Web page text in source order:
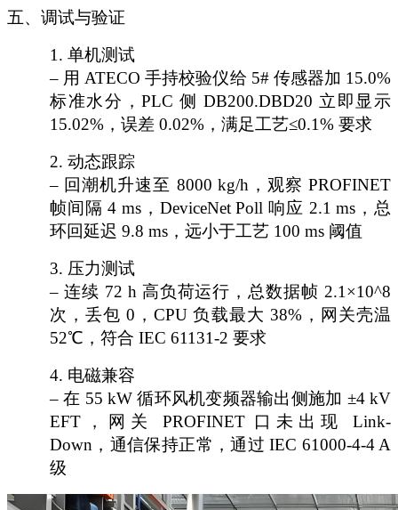
五、调试与验证
1. 单机测试
– 用 ATECO 手持校验仪给 5# 传感器加 15.0%
标准水分，PLC 侧 DB200.DBD20 立即显示
15.02%，误差 0.02%，满足工艺≤0.1% 要求
2. 动态跟踪
– 回潮机升速至 8000 kg/h，观察 PROFINET
帧间隔 4 ms，DeviceNet Poll 响应 2.1 ms，总
环回延迟 9.8 ms，远小于工艺 100 ms 阈值
3. 压力测试
– 连续 72 h 高负荷运行，总数据帧 2.1×10^8
次，丢包 0，CPU 负载最大 38%，网关壳温
52℃，符合 IEC 61131-2 要求
4. 电磁兼容
– 在 55 kW 循环风机变频器输出侧施加 ±4 kV
EFT，网关 PROFINET 口未出现 Link-
Down，通信保持正常，通过 IEC 61000-4-4 A
级